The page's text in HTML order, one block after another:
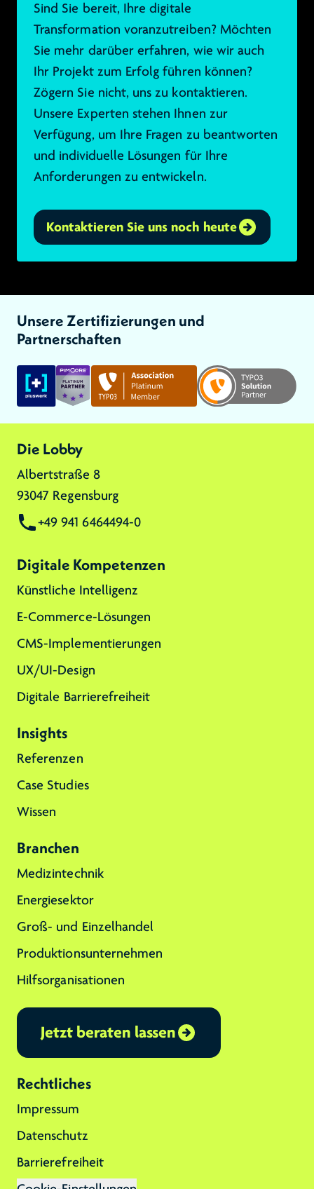
Sind Sie bereit, Ihre digitale
Transformation voranzutreiben? Möchten
Sie mehr darüber erfahren, wie wir auch
Ihr Projekt zum Erfolg führen können?
Zögern Sie nicht, uns zu kontaktieren.
Unsere Experten stehen Ihnen zur
Verfügung, um Ihre Fragen zu beantworten
und individuelle Lösungen für Ihre
Anforderungen zu entwickeln.
Kontaktieren Sie uns noch heute
Unsere Zertifizierungen und
Partnerschaften
Link zu: Link zu: Link zu:
Die Lobby
Albertstraße 8
93047 Regensburg
+49 941 6464494-0
Digitale Kompetenzen
Künstliche Intelligenz
E-Commerce-Lösungen
CMS-Implementierungen
UX/UI-Design
Digitale Barrierefreiheit
Insights
Referenzen
Case Studies
Wissen
Branchen
Medizintechnik
Energiesektor
Groß- und Einzelhandel
Produktionsunternehmen
Hilfsorganisationen
Jetzt beraten lassen
Rechtliches
Impressum
Datenschutz
Barrierefreiheit